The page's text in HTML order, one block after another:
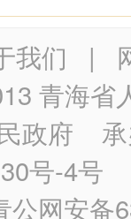
我们 |
青海省
政府 承
号-4号
公网安备